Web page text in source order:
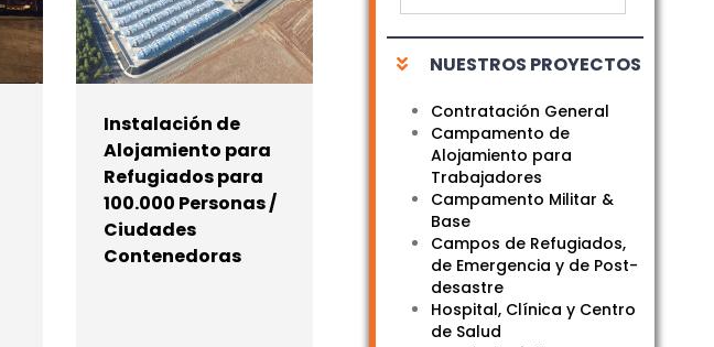
Instalación de
Alojamiento para
Refugiados para
100.000 Personas /
Ciudades
Contenedoras
NUESTROS PROYECTOS
Contratación General
Campamento de
Alojamiento para
Trabajadores
Campamento Militar &
Base
Campos de Refugiados,
de Emergencia y de Post-
desastre
Hospital, Clínica y Centro
de Salud